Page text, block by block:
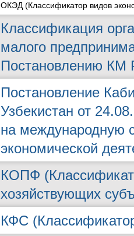
ОКЭД (Классификатор видов
Классификация
малого
Постановлению КМ
Постановление
Узбекистан от
на международную
экономической
КОПФ
хозяйствующих
КФС